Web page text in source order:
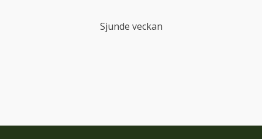
Sjunde veckan